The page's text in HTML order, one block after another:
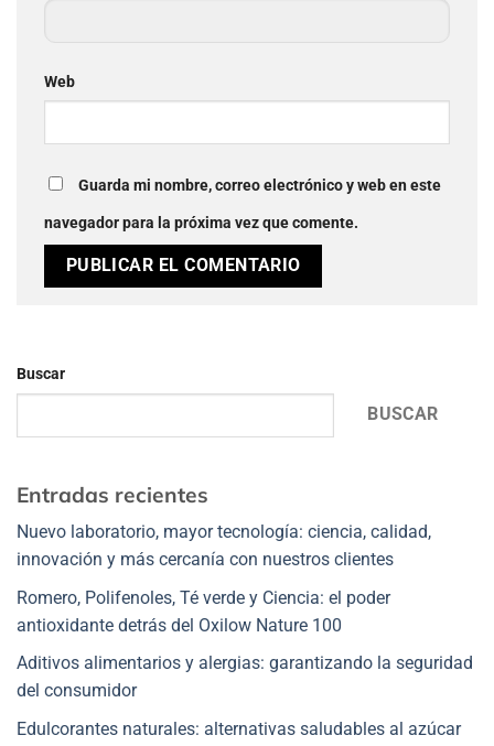
Web
Guarda mi nombre, correo electrónico y web en este
navegador para la próxima vez que comente.
Buscar
BUSCAR
Entradas recientes
Nuevo laboratorio, mayor tecnología: ciencia, calidad,
innovación y más cercanía con nuestros clientes
Romero, Polifenoles, Té verde y Ciencia: el poder
antioxidante detrás del Oxilow Nature 100
Aditivos alimentarios y alergias: garantizando la seguridad
del consumidor
Edulcorantes naturales: alternativas saludables al azúcar